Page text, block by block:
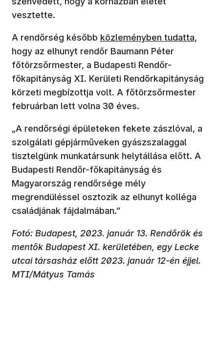
vesztette.
A rendőrség később (új ablakban nyílik meg)
közleményben tudatta,
hogy az elhunyt rendőr Baumann Péter
főtörzsőrmester, a Budapesti Rendőr-
főkapitányság XI. Kerületi Rendőrkapitányság
körzeti megbízottja volt. A főtörzsőrmester
februárban lett volna 30 éves.
„A rendőrségi épületeken fekete zászlóval, a
szolgálati gépjárműveken gyászszalaggal
tisztelgünk munkatársunk helytállása előtt. A
Budapesti Rendőr-főkapitányság és
Magyarország rendőrsége mély
megrendüléssel osztozik az elhunyt kolléga
családjának fájdalmában.”
Fotó: Budapest, 2023. január 13. Rendőrök és
mentők Budapest XI. kerületében, egy Lecke
utcai társasház előtt 2023. január 12-én éjjel.
MTI/Mátyus Tamás